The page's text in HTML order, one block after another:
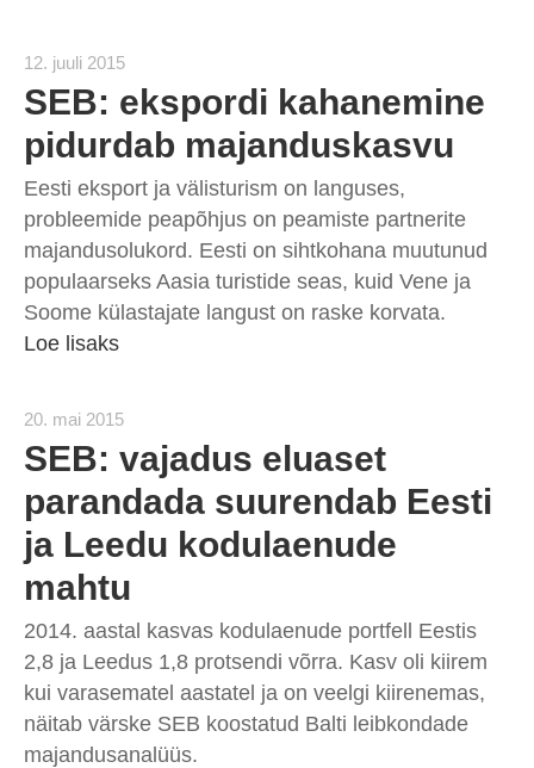
12. juuli 2015
SEB: ekspordi kahanemine
pidurdab majanduskasvu
Eesti eksport ja välisturism on languses,
probleemide peapõhjus on peamiste partnerite
majandusolukord. Eesti on sihtkohana muutunud
populaarseks Aasia turistide seas, kuid Vene ja
Soome külastajate langust on raske korvata.
Loe lisaks
20. mai 2015
SEB: vajadus eluaset
parandada suurendab Eesti
ja Leedu kodulaenude
mahtu
2014. aastal kasvas kodulaenude portfell Eestis
2,8 ja Leedus 1,8 protsendi võrra. Kasv oli kiirem
kui varasematel aastatel ja on veelgi kiirenemas,
näitab värske SEB koostatud Balti leibkondade
majandusanalüüs.